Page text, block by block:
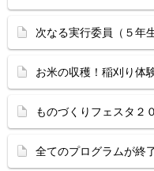
次なる実行委員（５年生
お米の収穫！稲刈り体
ものづくりフェスタ２
全てのプログラムが終